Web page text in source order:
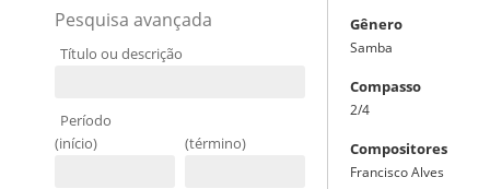
Pesquisa avançada
Título ou descrição
Período
(início)
(término)
Gênero
Samba
Compasso
2/4
Compositores
Francisco Alves